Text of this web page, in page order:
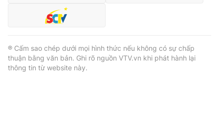
® Cấm sao chép dưới mọi hình thức nếu không có sự chấp
thuận bằng văn bản. Ghi rõ nguồn VTV.vn khi phát hành lại
thông tin từ website này.